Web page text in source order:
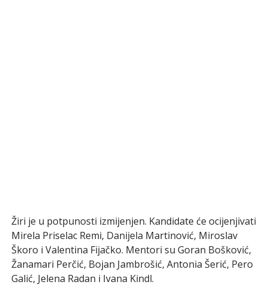
Žiri je u potpunosti izmijenjen. Kandidate će ocijenjivati
Mirela Priselac Remi, Danijela Martinović, Miroslav
Škoro i Valentina Fijačko. Mentori su Goran Bošković,
Žanamari Perčić, Bojan Jambrošić, Antonia Šerić, Pero
Galić, Jelena Radan i Ivana Kindl.